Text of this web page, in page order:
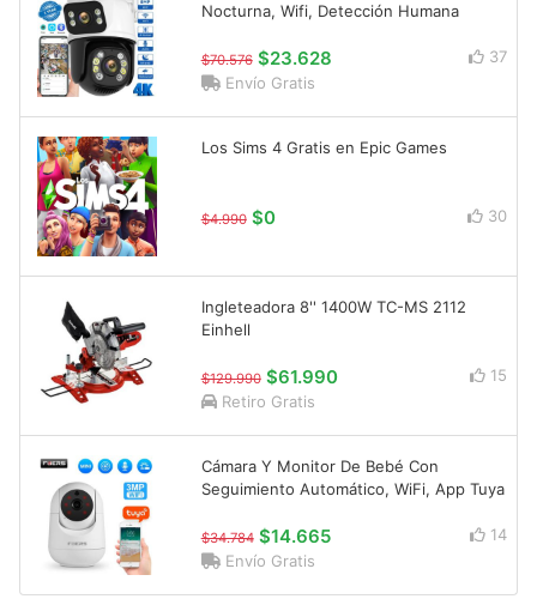
Nocturna, Wifi, Detección Humana
$70.576 $23.628
37
Envío Gratis
Los Sims 4 Gratis en Epic Games
$4.990 $0 30
Ingleteadora 8'' 1400W TC-MS 2112
Einhell
$129.990 $61.990
15
Retiro Gratis
Cámara Y Monitor De Bebé Con
Seguimiento Automático, WiFi, App Tuya
$34.784 $14.665
14
Envío Gratis